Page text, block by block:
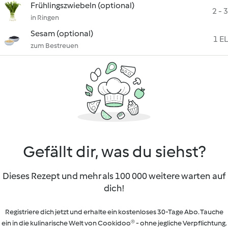
Frühlingszwiebeln (optional)
in Ringen
2 - 3
Sesam (optional)
zum Bestreuen
1 EL
Gefällt dir, was du siehst?
Dieses Rezept und mehr als 100 000 weitere warten auf
dich!
Registriere dich jetzt und erhalte ein kostenloses 30-Tage Abo. Tauche
ein in die kulinarische Welt von Cookidoo® - ohne jegliche Verpflichtung.